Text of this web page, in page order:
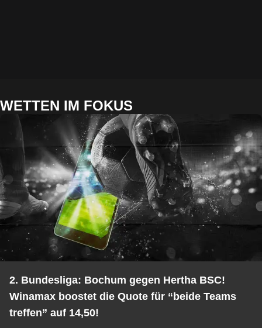
WETTEN IM FOKUS
2. Bundesliga: Bochum gegen Hertha BSC!
Winamax boostet die Quote für “beide Teams
treffen” auf 14,50!